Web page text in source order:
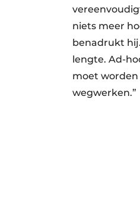
niets meer
benadrukt
lengte. Ad-
moet
wegwerken.”